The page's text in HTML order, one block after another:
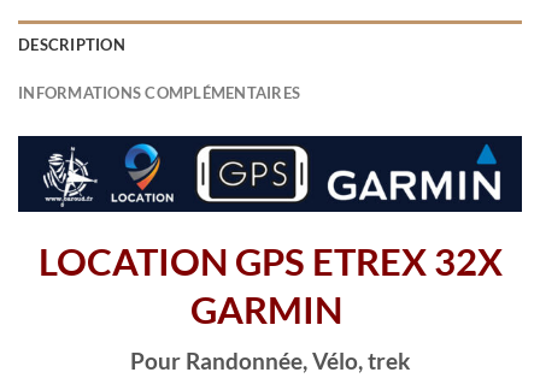
DESCRIPTION
INFORMATIONS COMPLÉMENTAIRES
LOCATION GPS ETREX 32X
GARMIN
Pour Randonnée, Vélo, trek